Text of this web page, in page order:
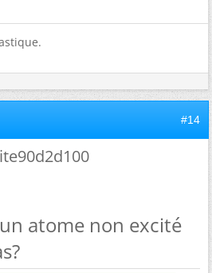
#14
atome non excité